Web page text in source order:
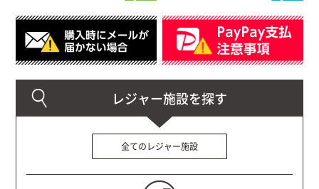
全てのレジャー施設